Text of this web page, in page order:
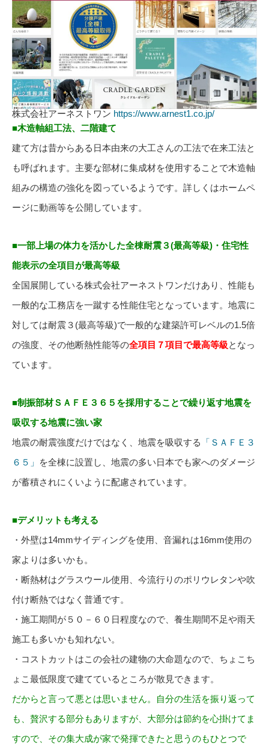
株式会社アーネストワン https://www.arnest1.co.jp/
■木造軸組工法、二階建て
建て方は昔からある日本由来の大工さんの工法で在来工法と
も呼ばれます。主要な部材に集成材を使用することで木造軸
組みの構造の強化を図っているようです。詳しくはホームペ
ージに動画等を公開しています。
■一部上場の体力を活かした全棟耐震３(最高等級)・住宅性
能表示の全項目が最高等級
全国展開している株式会社アーネストワンだけあり、性能も
一般的な工務店を一蹴する性能住宅となっています。地震に
対しては耐震３(最高等級)で一般的な建築許可レベルの1.5倍
の強度、その他断熱性能等の全項目７項目で最高等級となっ
ています。
■制振部材ＳＡＦＥ３６５を採用することで繰り返す地震を
吸収する地震に強い家
地震の耐震強度だけではなく、地震を吸収する
「ＳＡＦＥ３
６５」
を全棟に設置し、地震の多い日本でも家へのダメージ
が蓄積されにくいように配慮されています。
■デメリットも考える
・外壁は14mmサイディングを使用、音漏れは16mm使用の
家よりは多いかも。
・断熱材はグラスウール使用、今流行りのポリウレタンや吹
付け断熱ではなく普通です。
・施工期間が５０－６０日程度なので、養生期間不足や雨天
施工も多いかも知れない。
・コストカットはこの会社の建物の大命題なので、ちょこち
ょこ最低限度で建てているところが散見できます。
だからと言って悪とは思いません。自分の生活を振り返って
も、贅沢する部分もありますが、大部分は節約を心掛けてま
すので、その集大成が家で発揮できたと思うのもひとつで